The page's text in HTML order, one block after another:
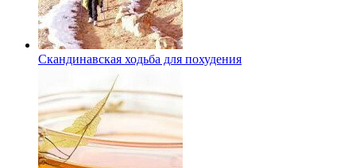
Скандинавская ходьба для похудения